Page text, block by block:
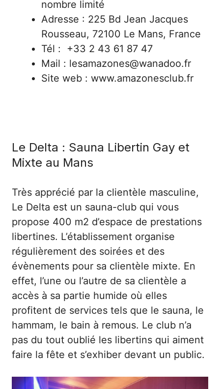
nombre limité
Adresse : 225 Bd Jean Jacques
Rousseau, 72100 Le Mans, France
Tél : +33 2 43 61 87 47
Mail : lesamazones@wanadoo.fr
Site web : www.amazonesclub.fr
Le Delta : Sauna Libertin Gay et
Mixte au Mans
Très apprécié par la clientèle masculine,
Le Delta est un sauna-club qui vous
propose 400 m2 d’espace de prestations
libertines. L’établissement organise
régulièrement des soirées et des
évènements pour sa clientèle mixte. En
effet, l’une ou l’autre de sa clientèle a
accès à sa partie humide où elles
profitent de services tels que le sauna, le
hammam, le bain à remous. Le club n’a
pas du tout oublié les libertins qui aiment
faire la fête et s’exhiber devant un public.